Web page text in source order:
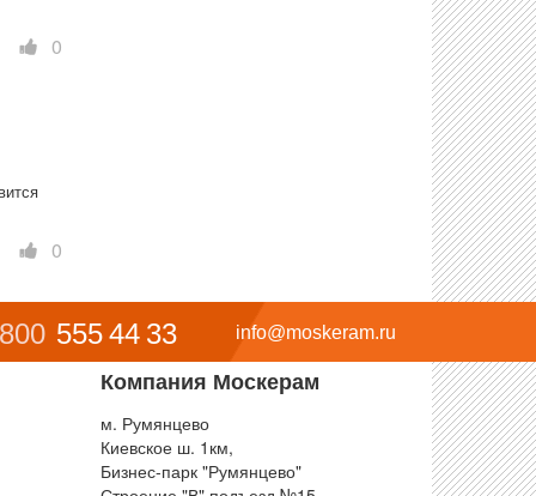
0
0
info@moskeram.ru
555 44 33
Компания Москерам
м. Румянцево
Киевское ш. 1км,
Бизнес-парк "Румянцево"